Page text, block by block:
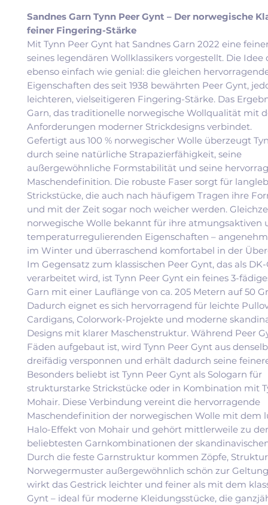
Sandnes Garn Tynn Peer Gynt – Der norwegische
feiner Fingering-Stärke
Mit Tynn Peer Gynt hat Sandnes Garn 2022 eine
seines legendären Wollklassikers vorgestellt. Die Idee
ebenso einfach wie genial: die gleichen
Eigenschaften des seit 1938 bewährten Peer Gynt,
leichteren, vielseitigeren Fingering-Stärke. Das
Garn, das traditionelle norwegische Wollqualität mit
Anforderungen moderner Strickdesigns verbindet.
Gefertigt aus 100 % norwegischer Wolle überzeugt
durch seine natürliche Strapazierfähigkeit, seine
außergewöhnliche Formstabilität und seine
Maschendefinition. Die robuste Faser sorgt für
Strickstücke, die auch nach häufigem Tragen ihre
und mit der Zeit sogar noch weicher werden.
norwegische Wolle bekannt für ihre atmungsaktiven
temperaturregulierenden Eigenschaften –
im Winter und überraschend komfortabel in der
Im Gegensatz zum klassischen Peer Gynt, das als
verarbeitet wird, ist Tynn Peer Gynt ein feines 3-
Garn mit einer Lauflänge von ca. 205 Metern auf 50
Dadurch eignet es sich hervorragend für leichte
Cardigans, Colorwork-Projekte und moderne
Designs mit klarer Maschenstruktur. Während Peer
Fäden aufgebaut ist, wird Tynn Peer Gynt aus
dreifädig versponnen und erhält dadurch seine
Besonders beliebt ist Tynn Peer Gynt als Sologarn für
strukturstarke Strickstücke oder in Kombination mit
Mohair. Diese Verbindung vereint die hervorragende
Maschendefinition der norwegischen Wolle mit dem
Halo-Effekt von Mohair und gehört mittlerweile zu
beliebtesten Garnkombinationen der
Durch die feste Garnstruktur kommen Zöpfe,
Norwegermuster außergewöhnlich schön zur
wirkt das Gestrick leichter und feiner als mit dem
Gynt – ideal für moderne Kleidungsstücke, die